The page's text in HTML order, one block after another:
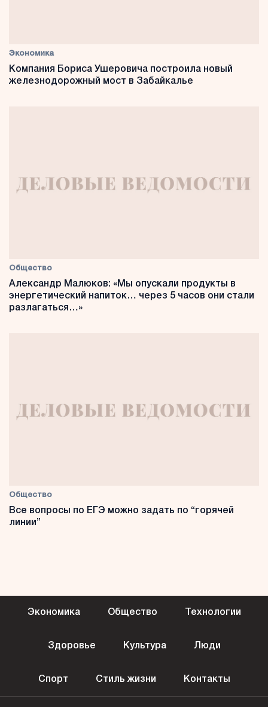
Экономика
Компания Бориса Ушеровича построила новый
железнодорожный мост в Забайкалье
Общество
Александр Малюков: «Мы опускали продукты в
энергетический напиток… через 5 часов они стали
разлагаться…»
Общество
Все вопросы по ЕГЭ можно задать по “горячей
линии”
Экономика Общество Технологии
Здоровье Культура Люди
Спорт Стиль жизни Контакты